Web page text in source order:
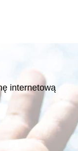
internetową